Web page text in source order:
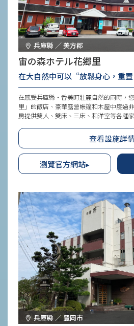
兵庫縣 ／ 美方郡
宙の森ホテル花郷里
在大自然中可以“放鬆身心，重
在感受兵庫縣・香美町壯麗自然的同時，
里」的飯店、豪華露營帳篷和木屋中度過
房提供雙人、雙床、三床、和洋室等各種
外，人氣頗高的露營計劃讓您盡情享受與大
查看設施詳
瀏覽官方網站▸
兵庫縣 ／ 豊岡市